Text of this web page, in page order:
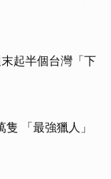
起半個台灣「下
「最強獵人」